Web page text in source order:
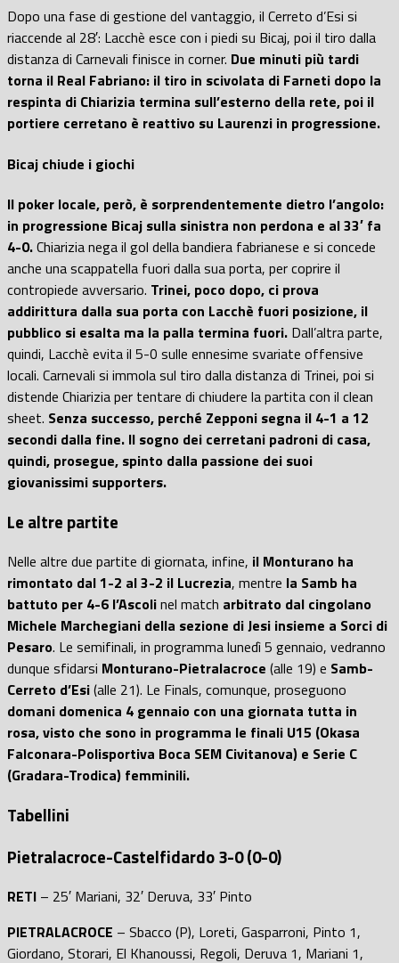
Dopo una fase di gestione del vantaggio, il Cerreto d’Esi si
riaccende al 28′: Lacchè esce con i piedi su Bicaj, poi il tiro dalla
distanza di Carnevali finisce in corner. Due minuti più tardi
torna il Real Fabriano: il tiro in scivolata di Farneti dopo la
respinta di Chiarizia termina sull’esterno della rete, poi il
portiere cerretano è reattivo su Laurenzi in progressione.
Bicaj chiude i giochi
Il poker locale, però, è sorprendentemente dietro l’angolo:
in progressione Bicaj sulla sinistra non perdona e al 33′ fa
4-0.Chiarizia nega il gol della bandiera fabrianese e si concede
anche una scappatella fuori dalla sua porta, per coprire il
contropiede avversario. Trinei, poco dopo, ci prova
addirittura dalla sua porta con Lacchè fuori posizione, il
pubblico si esalta ma la palla termina fuori. Dall’altra parte,
quindi, Lacchè evita il 5-0 sulle ennesime svariate offensive
locali. Carnevali si immola sul tiro dalla distanza di Trinei, poi si
distende Chiarizia per tentare di chiudere la partita con il clean
sheet. Senza successo, perché Zepponi segna il 4-1 a 12
secondi dalla fine. Il sogno dei cerretani padroni di casa,
quindi, prosegue, spinto dalla passione dei suoi
giovanissimi supporters.
Le altre partite
Nelle altre due partite di giornata, infine, il Monturano ha
rimontato dal 1-2 al 3-2 il Lucrezia, mentre la Samb ha
battuto per 4-6 l’Ascolinel match arbitrato dal cingolano
Michele Marchegiani della sezione di Jesi insieme a Sorci di
Pesaro. Le semifinali, in programma lunedì 5 gennaio, vedranno
dunque sfidarsi Monturano-Pietralacroce (alle 19) e Samb-
Cerreto d’Esi(alle 21). Le Finals, comunque, proseguono
domani domenica 4 gennaio con una giornata tutta in
rosa, visto che sono in programma le finali U15 (Okasa
Falconara-Polisportiva Boca SEM Civitanova) e Serie C
(Gradara-Trodica) femminili.
Tabellini
Pietralacroce-Castelfidardo 3-0 (0-0)
RETI – 25′ Mariani, 32′ Deruva, 33′ Pinto
PIETRALACROCE – Sbacco (P), Loreti, Gasparroni, Pinto 1,
Giordano, Storari, El Khanoussi, Regoli, Deruva 1, Mariani 1,